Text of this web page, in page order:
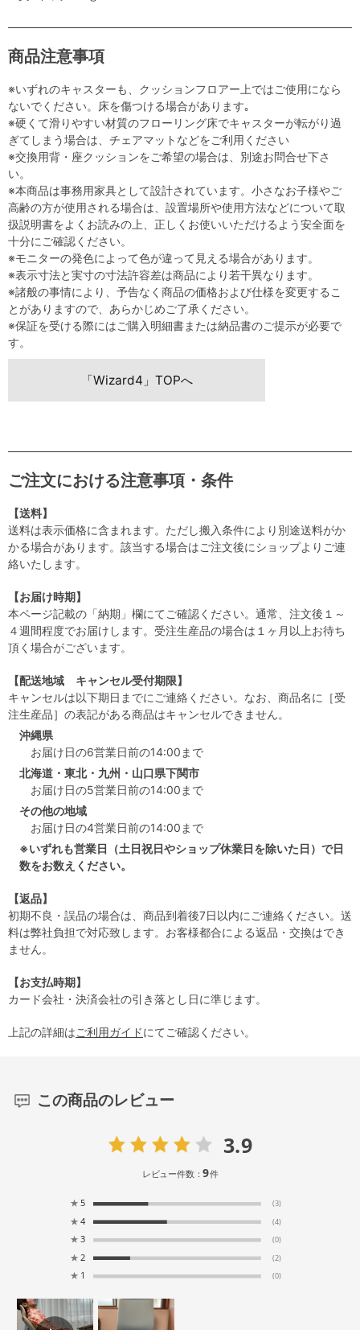
商品注意事項
※いずれのキャスターも、クッションフロアー上ではご使用になら
ないでください。床を傷つける場合があります｡
※硬くて滑りやすい材質のフローリング床でキャスターが転がり過
ぎてしまう場合は、チェアマットなどをご利用ください
※交換用背・座クッションをご希望の場合は、別途お問合せ下さ
い。
※本商品は事務用家具として設計されています。小さなお子様やご
高齢の方が使用される場合は、設置場所や使用方法などについて取
扱説明書をよくお読みの上、正しくお使いいただけるよう安全面を
十分にご確認ください。
※モニターの発色によって色が違って見える場合があります。
※表示寸法と実寸の寸法許容差は商品により若干異なります。
※諸般の事情により、予告なく商品の価格および仕様を変更するこ
とがありますので、あらかじめご了承ください。
※保証を受ける際にはご購入明細書または納品書のご提示が必要で
す。
「Wizard4」TOPへ
ご注文における注意事項・条件
【送料】
送料は表示価格に含まれます。ただし搬入条件により別途送料がか
かる場合があります。該当する場合はご注文後にショップよりご連
絡いたします。
【お届け時期】
本ページ記載の「納期」欄にてご確認ください。通常、注文後１～
４週間程度でお届けします。受注生産品の場合は１ヶ月以上お待ち
頂く場合がございます。
【配送地域 キャンセル受付期限】
キャンセルは以下期日までにご連絡ください。なお、商品名に［受
注生産品］の表記がある商品はキャンセルできません。
沖縄県
お届け日の6営業日前の14:00まで
北海道・東北・九州・山口県下関市
お届け日の5営業日前の14:00まで
その他の地域
お届け日の4営業日前の14:00まで
※いずれも営業日（土日祝日やショップ休業日を除いた日）で日
数をお数えください。
【返品】
初期不良・誤品の場合は、商品到着後7日以内にご連絡ください。送
料は弊社負担で対応致します。お客様都合による返品・交換はでき
ません。
【お支払時期】
カード会社・決済会社の引き落とし日に準じます。
上記の詳細はご利用ガイドにてご確認ください。
この商品のレビュー
3.9
レビュー件数：9件
★ 5 (3)
★ 4 (4)
★ 3 (0)
★ 2 (2)
★ 1 (0)